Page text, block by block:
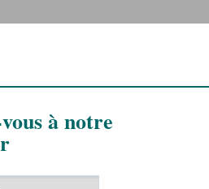
à notre